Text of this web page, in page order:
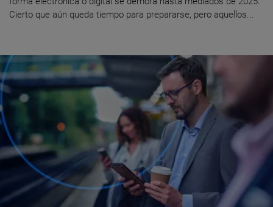
Cierto que aún queda tiempo para prepararse, pero aquellos...